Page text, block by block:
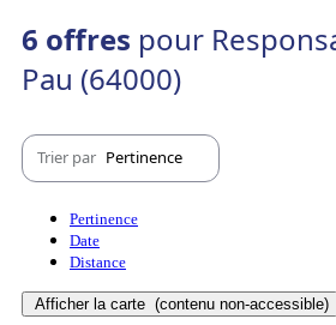
6 offres pour
Pau (64000)
Trier par Pertinence
Pertinence
Date
Distance
Afficher la carte (contenu non-accessible)